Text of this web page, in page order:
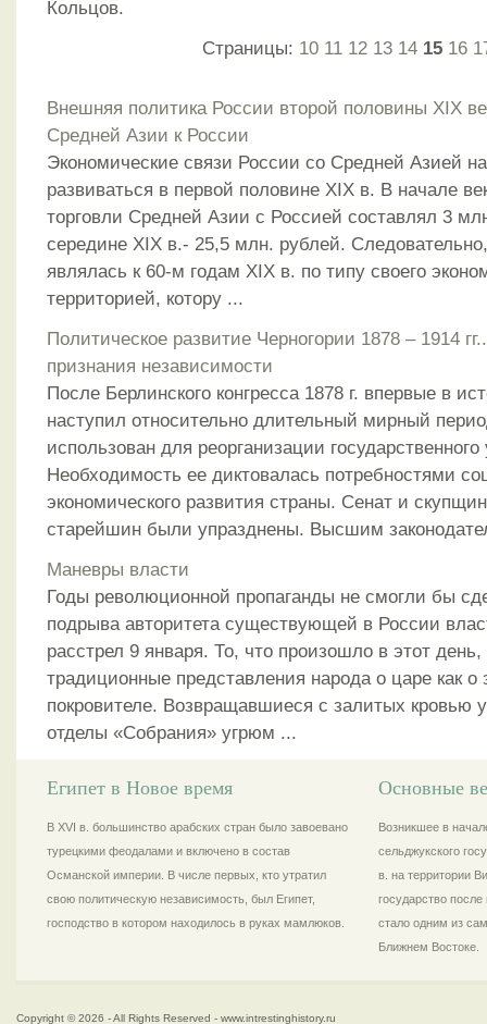
Кольцов.
Страницы: 10 11 12 13 14 15 16
Внешняя политика России второй половины XIX
Средней Азии к России
Экономические связи России со Средней Азией
развиваться в первой половине XIX в. В начале
торговли Средней Азии с Россией составлял 3
середине XIX в.- 25,5 млн. рублей.
являлась к 60-м годам XIX в. по типу своего
территорией, котору ...
Политическое развитие Черногории 1878 – 1914
признания независимости
После Берлинского конгресса 1878 г. впервые в
наступил относительно длительный мирный
использован для реорганизации
Необходимость ее диктовалась потребностями
экономического развития страны. Сенат и
старейшин были упразднены. Высшим
Маневры власти
Годы революционной пропаганды не смогли бы
подрыва авторитета существующей в России
расстрел 9 января. То, что произошло в этот
традиционные представления народа о царе как о
покровителе. Возвращавшиеся с залитых кровью
отделы «Собрания» угрюм ...
Египет в Новое время
В XVI в. большинство арабских стран было завоевано
турецкими феодалами и включено в состав
Османской империи. В числе первых, кто утратил
свою политическую независимость, был Египет,
господство в котором находилось в руках мамлюков.
Основные
Возникшее в
сельджукского
в. на территории
государство после
стало одним из
Ближнем Востоке.
Copyright © 2026 - All Rights Reserved - www.intrestinghistory.ru